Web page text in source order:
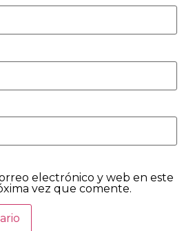
electrónico y web en este
vez que comente.